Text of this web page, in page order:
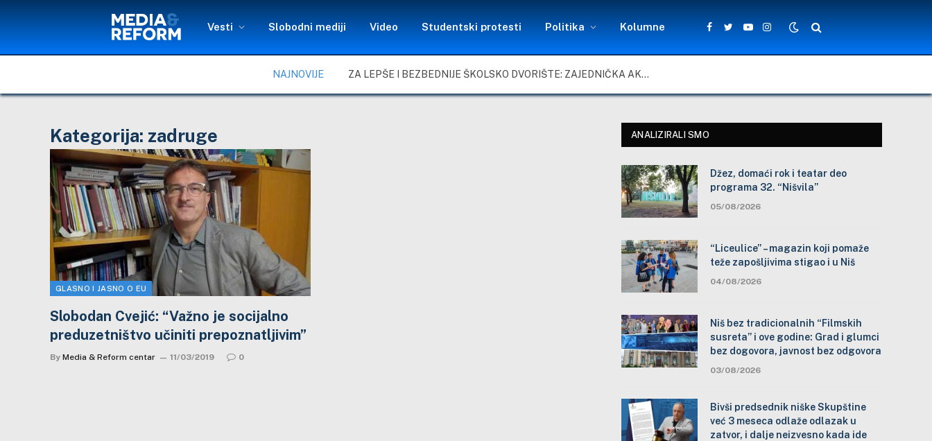
Vesti Slobodni mediji Video Studentski protesti Politika Kolumne
Facebook
TwitterYouTubeInstagram
NAJNOVIJE ZA LEPŠE I BEZBEDNIJE ŠKOLSKO DVORIŠTE: ZAJEDNIČKA AKCIJA MEŠTANA, NASTAVNIKA I ĐAKA U SELU VLASE KOD VRANJA
Kategorija: zadruge
GLASNO I JASNO O EU
Slobodan Cvejić: “Važno je socijalno
preduzetništvo učiniti prepoznatljivim”
By Media & Reform centar 11/03/2019 0
ANALIZIRALI SMO
Džez, domaći rok i teatar deo
programa 32. “Nišvila”
05/08/2026
“Liceulice” – magazin koji pomaže
teže zapošljivima stigao i u Niš
04/08/2026
Niš bez tradicionalnih “Filmskih
susreta” i ove godine: Grad i glumci
bez dogovora, javnost bez odgovora
03/08/2026
Bivši predsednik niške Skupštine
već 3 meseca odlaže odlazak u
zatvor, i dalje neizvesno kada ide